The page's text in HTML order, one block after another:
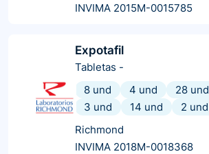
INVIMA 2015M-0015785
Expotafil
Tabletas -
8 und
4 und 28 und
3 und
14 und
2 und
Richmond
INVIMA 2018M-0018368